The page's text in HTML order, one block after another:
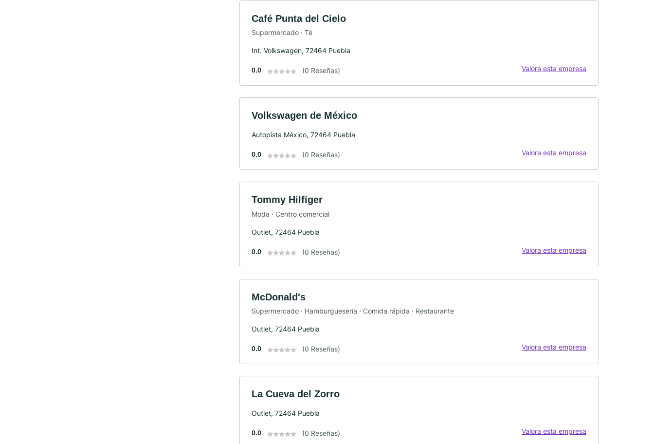
Café Punta del Cielo
Supermercado · Té
Int. Volkswagen, 72464 Puebla
0.0 (0 Reseñas) Valora esta empresa
Volkswagen de México
Autopista México, 72464 Puebla
0.0 (0 Reseñas) Valora esta empresa
Tommy Hilfiger
Moda · Centro comercial
Outlet, 72464 Puebla
0.0 (0 Reseñas) Valora esta empresa
McDonald's
Supermercado · Hamburguesería · Comida rápida · Restaurante
Outlet, 72464 Puebla
0.0 (0 Reseñas) Valora esta empresa
La Cueva del Zorro
Outlet, 72464 Puebla
0.0 (0 Reseñas) Valora esta empresa